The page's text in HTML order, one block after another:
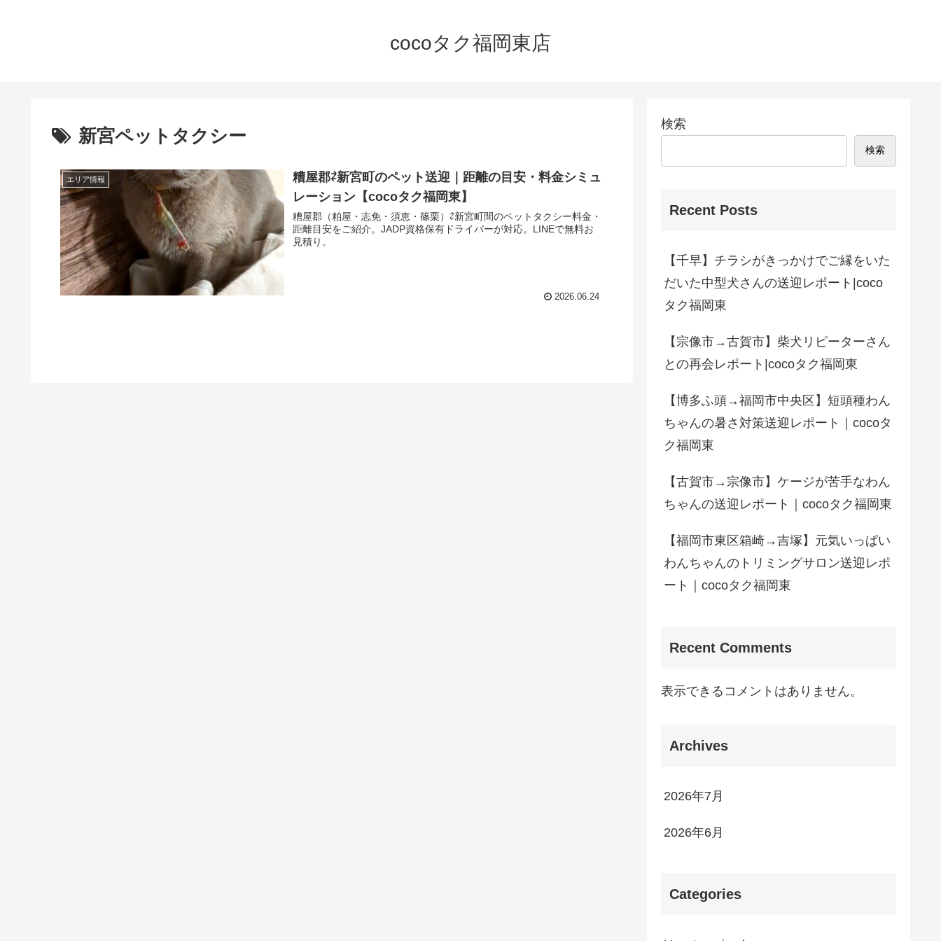
cocoタク福岡東店
新宮ペットタクシー
エリア情報
糟屋郡⇄新宮町のペット送迎｜距離の目安・料金シミュ
レーション【cocoタク福岡東】
糟屋郡（粕屋・志免・須恵・篠栗）⇄新宮町間のペットタクシー料金・
距離目安をご紹介。JADP資格保有ドライバーが対応。LINEで無料お
見積り。
2026.06.24
検索
検索
Recent Posts
【千早】チラシがきっかけでご縁をいた
だいた中型犬さんの送迎レポート|coco
タク福岡東
【宗像市→古賀市】柴犬リピーターさん
との再会レポート|cocoタク福岡東
【博多ふ頭→福岡市中央区】短頭種わん
ちゃんの暑さ対策送迎レポート｜cocoタ
ク福岡東
【古賀市→宗像市】ケージが苦手なわん
ちゃんの送迎レポート｜cocoタク福岡東
【福岡市東区箱崎→吉塚】元気いっぱい
わんちゃんのトリミングサロン送迎レポ
ート｜cocoタク福岡東
Recent Comments
表示できるコメントはありません。
Archives
2026年7月
2026年6月
Categories